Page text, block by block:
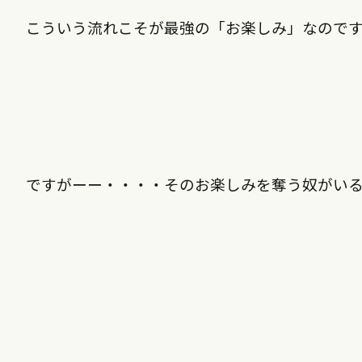
こういう流れこそが最強の「お楽しみ」なのです
ですがーー・・・・そのお楽しみを奪う奴がい